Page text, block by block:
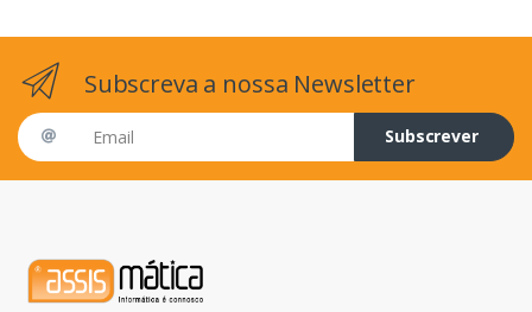
Subscreva a nossa Newsletter
Email address
Subscrever